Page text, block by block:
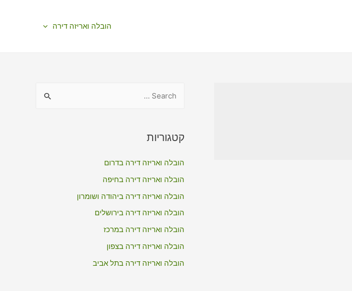
הובלה ואריזה דירה
r
h
f
o
קטגוריות
הובלה ואריזה דירה בדרום
הובלה ואריזה דירה בחיפה
הובלה ואריזה דירה ביהודה ושומרון
הובלה ואריזה דירה בירושלים
הובלה ואריזה דירה במרכז
הובלה ואריזה דירה בצפון
הובלה ואריזה דירה בתל אביב